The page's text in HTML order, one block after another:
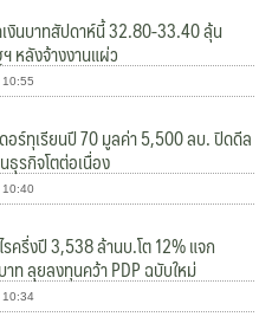
งินบาทสัปดาห์นี้ 32.80-33.40 ลุ้น
หลังจ้างงานแผ่ว
อร์ทุเรียนปี 70 มูลค่า 5,500 ลบ. ปิดดีล
ธุรกิจโตต่อเนื่อง
10:40
รครึ่งปี 3,538 ล้านบ.โต 12% แจก
ท ลุยลงทุนคว้า PDP ฉบับใหม่
10:34